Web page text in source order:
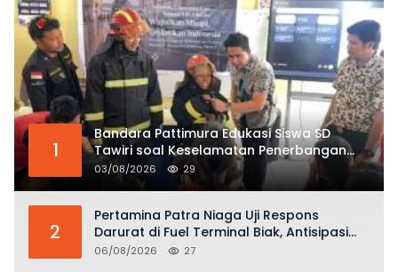
1
Bandara Pattimura Edukasi Siswa SD
Tawiri soal Keselamatan Penerbangan
dan Bahaya Bermain Layang-layang di
KKOP
03/08/2026 29
2
Pertamina Patra Niaga Uji Respons
Darurat di Fuel Terminal Biak, Antisipasi
Risiko Kebakaran dan Tumpahan BBM
06/08/2026 27